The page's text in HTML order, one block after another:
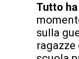
Tutto
sulla
ragazze